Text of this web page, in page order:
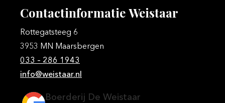
ContactinformatieWeistaar
Rottegatsteeg 6
3953 MN Maarsbergen
033 – 286 1943
info@weistaar.nl
Boerderij De Weistaar